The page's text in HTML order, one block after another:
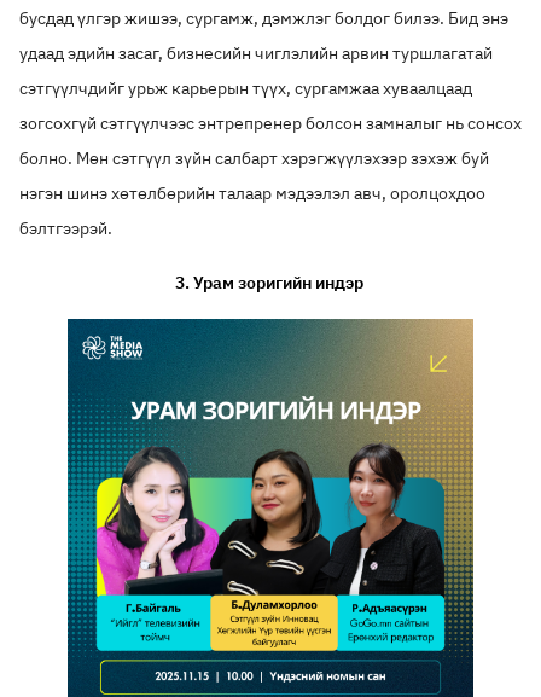
бусдад үлгэр жишээ, сургамж, дэмжлэг болдог билээ. Бид энэ
удаад эдийн засаг, бизнесийн чиглэлийн арвин туршлагатай
сэтгүүлчдийг урьж карьерын түүх, сургамжаа хуваалцаад
зогсохгүй сэтгүүлчээс энтрепренер болсон замналыг нь сонсох
болно. Мөн сэтгүүл зүйн салбарт хэрэгжүүлэхээр зэхэж буй
нэгэн шинэ хөтөлбөрийн талаар мэдээлэл авч, оролцохдоо
бэлтгээрэй.
3.Урам зоригийн индэр